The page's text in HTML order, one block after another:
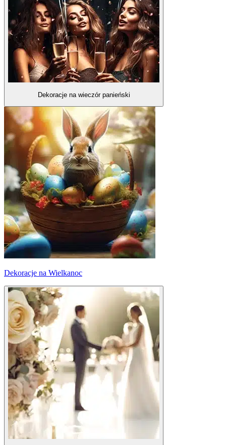
Dekoracje na wieczór panieński
Dekoracje na Wielkanoc